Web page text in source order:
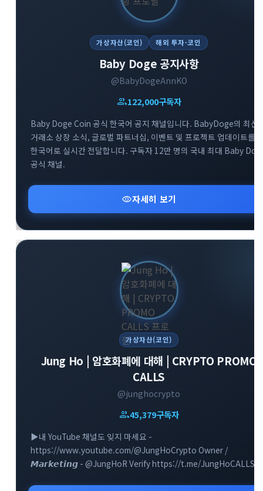
가상자산(코인) 해외 투자·코인
Baby Doge 공지사항
@BabyDogeAnnKO
group122,000구독자
Baby Doge Coin 공식 한국어 공지 채널입니다. BabyDoge의 최신
거래소 상장 소식, 글로벌 파트너십, 이벤트 및 프로젝트 업데이트를
한국어로 실시간 전달합니다. 구독자 12만 명의 국내 최대 Baby
공식 채널.
visibility자세히 보기
가상자산(코인)
Jung Ho | 암호화폐에 대해 | CRYPTO PROMO
CALLS
@junghocrypto
group45,379구독자
▶️내 YouTube 채널도 잊지 마세요 -
https://www.youtube.com/@JungHoCrypto Owner /
𝙈𝙖𝙧𝙠𝙚𝙩𝙞𝙣𝙜 - @JungHoR Verify https://t.me/JungHoCALLS